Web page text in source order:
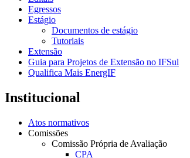
Egressos
Estágio
Documentos de estágio
Tutoriais
Extensão
Guia para Projetos de Extensão no IFSul
Qualifica Mais EnergIF
Institucional
Atos normativos
Comissões
Comissão Própria de Avaliação
CPA